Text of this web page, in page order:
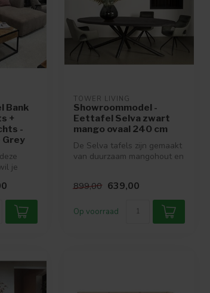
Bank
+
-
Grey
je
TOWER LIVING
Showroommodel -
Eettafel Selva zwart
mango ovaal 240 cm
De Selva tafels zijn gemaakt
van duurzaam mangohout en
899,00 639,00
Op voorraad